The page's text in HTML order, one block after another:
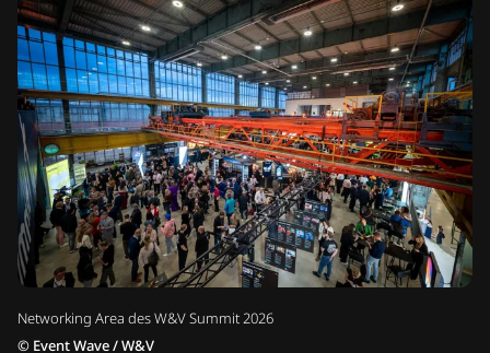
Networking Area des W&V Summit 2026
© Event Wave / W&V